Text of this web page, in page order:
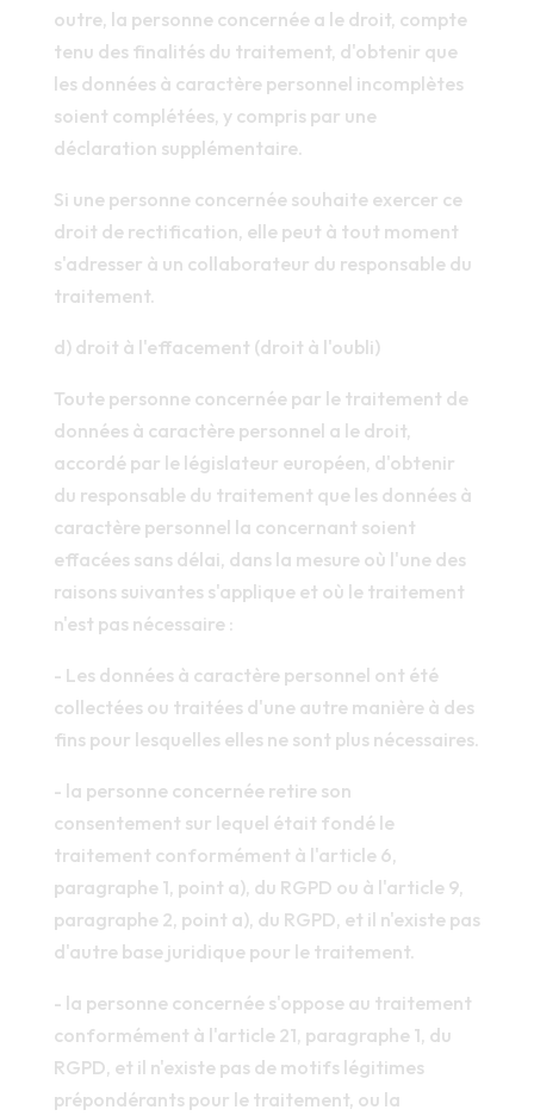
outre, la personne concernée a le droit, compte
tenu des finalités du traitement, d'obtenir que
les données à caractère personnel incomplètes
soient complétées, y compris par une
déclaration supplémentaire.
Si une personne concernée souhaite exercer ce
droit de rectification, elle peut à tout moment
s'adresser à un collaborateur du responsable du
traitement.
d) droit à l'effacement (droit à l'oubli)
Toute personne concernée par le traitement de
données à caractère personnel a le droit,
accordé par le législateur européen, d'obtenir
du responsable du traitement que les données à
caractère personnel la concernant soient
effacées sans délai, dans la mesure où l'une des
raisons suivantes s'applique et où le traitement
n'est pas nécessaire :
- Les données à caractère personnel ont été
collectées ou traitées d'une autre manière à des
fins pour lesquelles elles ne sont plus nécessaires.
- la personne concernée retire son
consentement sur lequel était fondé le
traitement conformément à l'article 6,
paragraphe 1, point a), du RGPD ou à l'article 9,
paragraphe 2, point a), du RGPD, et il n'existe pas
d'autre base juridique pour le traitement.
- la personne concernée s'oppose au traitement
conformément à l'article 21, paragraphe 1, du
RGPD, et il n'existe pas de motifs légitimes
prépondérants pour le traitement, ou la